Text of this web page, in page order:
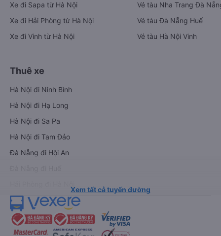
Xe đi Sapa từ Hà Nội
Xe đi Hải Phòng từ Hà Nội
Xe đi Vinh từ Hà Nội
Vé tàu Nha Trang Đà
Vé tàu Đà Nẵng Huế
Vé tàu Hà Nội Vinh
Thuê xe
Hà Nội đi Ninh Bình
Hà Nội đi Hạ Long
Hà Nội đi Sa Pa
Hà Nội đi Tam Đảo
Đà Nẵng đi Hội An
Xem tất cả tuyến đường